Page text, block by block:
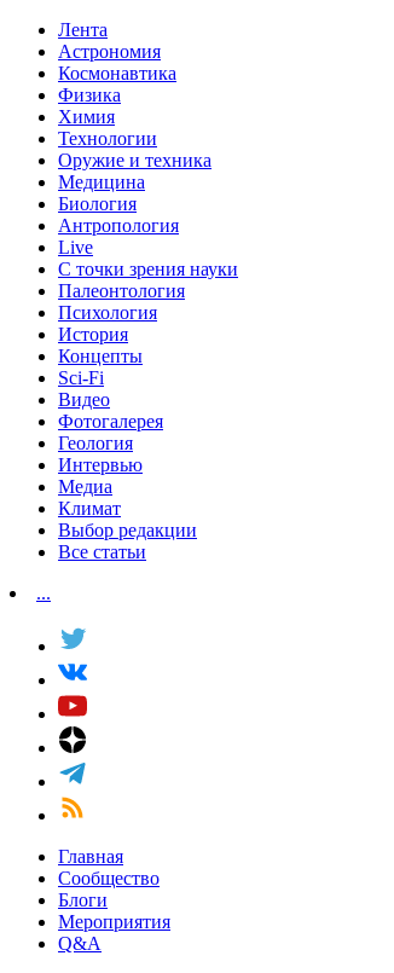
Лента
Астрономия
Космонавтика
Физика
Химия
Технологии
Оружие и техника
Медицина
Биология
Антропология
Live
С точки зрения науки
Палеонтология
Психология
История
Концепты
Sci-Fi
Видео
Фотогалерея
Геология
Интервью
Медиа
Климат
Выбор редакции
Все статьи
...
Главная
Сообщество
Блоги
Мероприятия
Q&A